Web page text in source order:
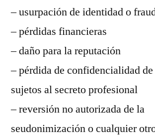
– usurpación de identidad o
– pérdidas financieras
– daño para la reputación
– pérdida de confidencialidad de
sujetos al secreto profesional
– reversión no autorizada de la
seudonimización o cualquier